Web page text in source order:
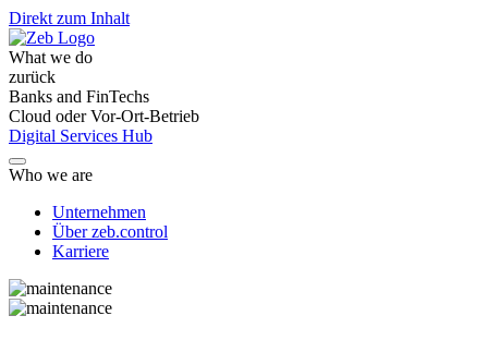
Direkt zum Inhalt
What we do
zurück
Banks and FinTechs
Cloud oder Vor-Ort-Betrieb
Digital Services Hub
Who we are
Unternehmen
Über zeb.control
Karriere